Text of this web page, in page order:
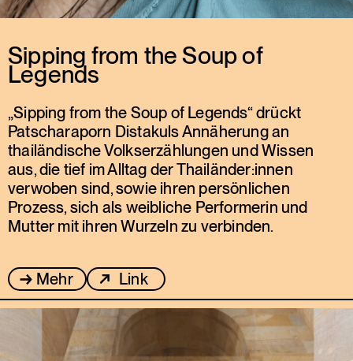
Sipping from the Soup of
Legends
„Sipping from the Soup of Legends“ drückt
Patscharaporn Distakuls Annäherung an
thailändische Volkserzählungen und Wissen
aus, die tief im Alltag der Thailänder:innen
verwoben sind, sowie ihren persönlichen
Prozess, sich als weibliche Performerin und
Mutter mit ihren Wurzeln zu verbinden.
Mehr Link